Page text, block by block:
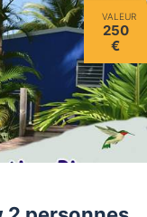
VALEUR
250
€